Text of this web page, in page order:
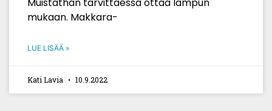
mukaan. Makkara-
LUE LISÄÄ »
Kati Lavia 10.9.2022